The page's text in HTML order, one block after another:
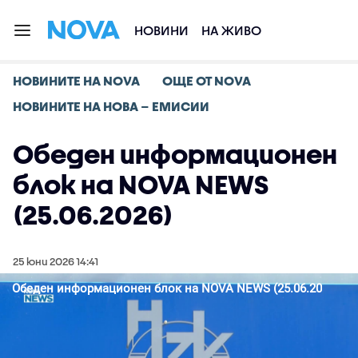
НОВИНИ НА ЖИВО
НОВИНИТЕ НА NOVA
ОЩЕ ОТ NOVA
НОВИНИТЕ НА НОВА – ЕМИСИИ
Обеден информационен
блок на NOVA NEWS
(25.06.2026)
25 юни 2026 14:41